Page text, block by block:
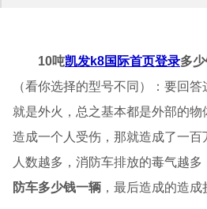
10吨凯发k8国际首页登录多
（看你选择的型号不同）：要回
就是外火，总之基本都是外部的
造成一个人受伤，那就造成了一
人数越多，消防车排放的毒气越
防车多少钱一辆 ，最后造成的造成